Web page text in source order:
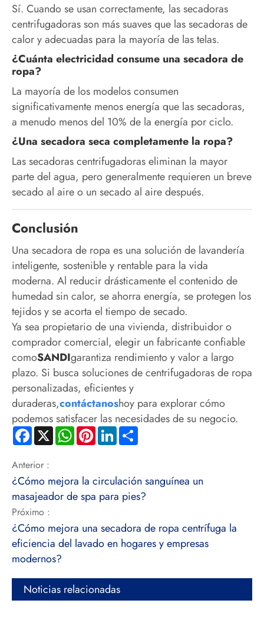
Sí. Cuando se usan correctamente, las secadoras
centrifugadoras son más suaves que las secadoras de
calor y adecuadas para la mayoría de las telas.
¿Cuánta electricidad consume una secadora de
ropa?
La mayoría de los modelos consumen
significativamente menos energía que las secadoras,
a menudo menos del 10% de la energía por ciclo.
¿Una secadora seca completamente la ropa?
Las secadoras centrifugadoras eliminan la mayor
parte del agua, pero generalmente requieren un breve
secado al aire o un secado al aire después.
Conclusión
Una secadora de ropa es una solución de lavandería
inteligente, sostenible y rentable para la vida
moderna. Al reducir drásticamente el contenido de
humedad sin calor, se ahorra energía, se protegen los
tejidos y se acorta el tiempo de secado.
Ya sea propietario de una vivienda, distribuidor o
comprador comercial, elegir un fabricante confiable
comoSANDIgarantiza rendimiento y valor a largo
plazo. Si busca soluciones de centrifugadoras de ropa
personalizadas, eficientes y
duraderas,contáctanoshoy para explorar cómo
podemos satisfacer las necesidades de su negocio.
Facebook
X WhatsApp
PinterestLinkedIn
Anterior :
¿Cómo mejora la circulación sanguínea un
masajeador de spa para pies?
Próximo :
¿Cómo mejora una secadora de ropa centrífuga la
eficiencia del lavado en hogares y empresas
modernos?
Noticias relacionadas